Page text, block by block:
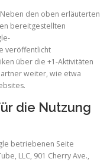
den oben erläuterten
bereitgestellten
veröffentlicht
über die +1-Aktivitäten
weiter, wie etwa
die Nutzung
betriebenen Seite
LLC, 901 Cherry Ave.,